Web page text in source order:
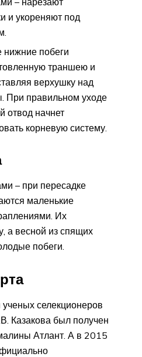
и укореняют под
побеги
траншею и
верхушку над
При правильном уходе
отвод начнет
корневую систему.
– при пересадке
маленькие
Их
а весной из спящих
побеги.
селекционеров
Казакова был получен
Атлант. А в 2015